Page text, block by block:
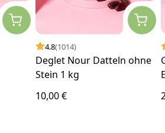
4.8(1014)
Deglet Nour Datteln ohne
Stein 1 kg
10,00 €